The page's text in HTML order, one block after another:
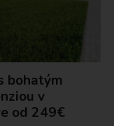
bohatým
v
od 249€